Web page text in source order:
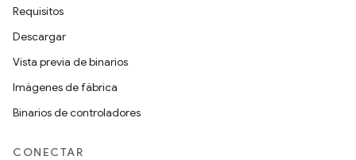
Requisitos
Descargar
Vista previa de binarios
Imágenes de fábrica
Binarios de controladores
CONECTAR